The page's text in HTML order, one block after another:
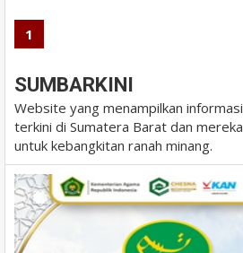
1
SUMBARKINI
Website yang menampilkan
terkini di Sumatera Barat dan
untuk kebangkitan ranah minang.